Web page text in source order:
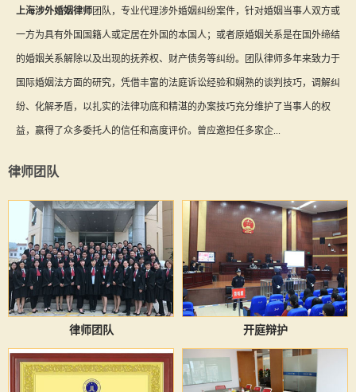
上海涉外婚姻律师团队，专业代理涉外婚姻纠纷案件，针对婚姻当事人双方或
一方为具有外国国籍人或定居在外国的本国人；或者原婚姻关系是在国外缔结
的婚姻关系解除以及出现的抚养权、财产债务等纠纷。团队律师多年来致力于
国际婚姻法方面的研究，凭借丰富的法庭诉讼经验和娴熟的谈判技巧，调解纠
纷、化解矛盾，以扎实的法律功底和精湛的办案技巧充分维护了当事人的权
益，赢得了众多委托人的信任和高度评价。曾应邀担任多家企...
律师团队
律师团队 开庭辩护